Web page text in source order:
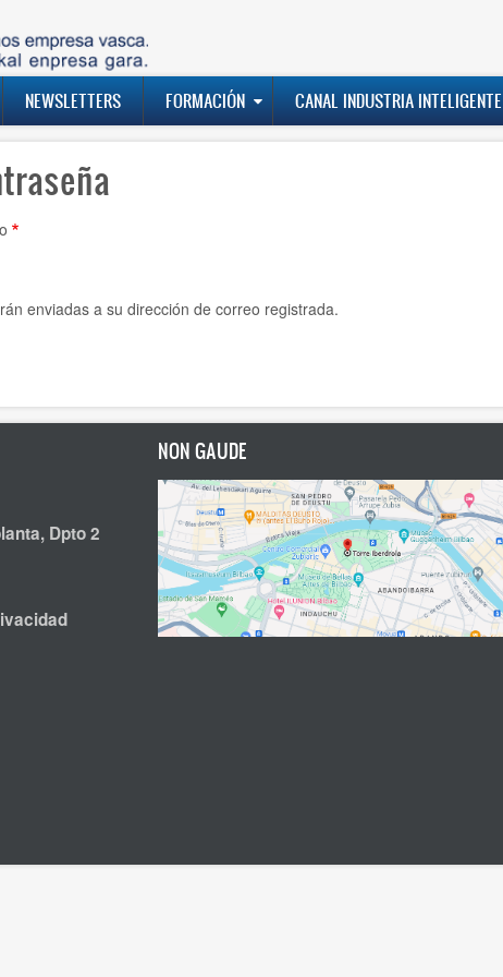
NEWSLETTERS FORMACIÓN CANAL INDUSTRIA INTELIGENTE
enviadas a su dirección de correo registrada.
Dpto 2
NON GAUDE